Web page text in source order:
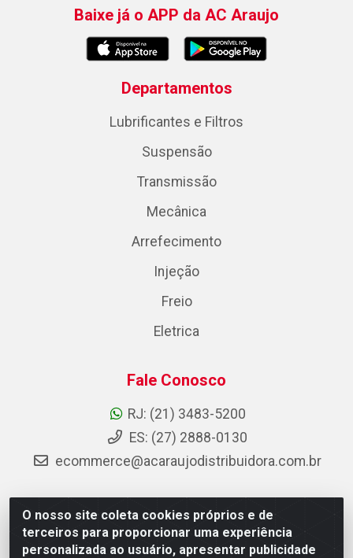
O nosso site coleta cookies próprios e de
terceiros para proporcionar uma experiência
personalizada ao usuário, apresentar publicidade
Baixe já o APP da AC Araujo
Departamentos
Lubrificantes e Filtros
Suspensão
Transmissão
Mecânica
Arrefecimento
Injeção
Freio
Eletrica
Fale Conosco
RJ: (21) 3483-5200
ES: (27) 2888-0130
ecommerce@acaraujodistribuidora.com.br
AC Araujo Distribuidora - Rua Carneiro de Campos, 42 -
São Cristóvão, Rio de Janeiro/RJ - CEP 20.920-410 -